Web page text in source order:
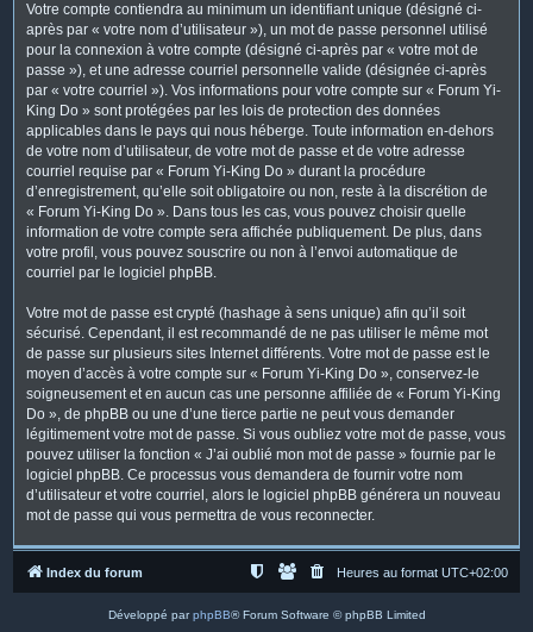
Votre compte contiendra au minimum un identifiant unique (désigné ci-
après par « votre nom d’utilisateur »), un mot de passe personnel utilisé
pour la connexion à votre compte (désigné ci-après par « votre mot de
passe »), et une adresse courriel personnelle valide (désignée ci-après
par « votre courriel »). Vos informations pour votre compte sur « Forum Yi-
King Do » sont protégées par les lois de protection des données
applicables dans le pays qui nous héberge. Toute information en-dehors
de votre nom d’utilisateur, de votre mot de passe et de votre adresse
courriel requise par « Forum Yi-King Do » durant la procédure
d’enregistrement, qu’elle soit obligatoire ou non, reste à la discrétion de
« Forum Yi-King Do ». Dans tous les cas, vous pouvez choisir quelle
information de votre compte sera affichée publiquement. De plus, dans
votre profil, vous pouvez souscrire ou non à l’envoi automatique de
courriel par le logiciel phpBB.
Votre mot de passe est crypté (hashage à sens unique) afin qu’il soit
sécurisé. Cependant, il est recommandé de ne pas utiliser le même mot
de passe sur plusieurs sites Internet différents. Votre mot de passe est le
moyen d’accès à votre compte sur « Forum Yi-King Do », conservez-le
soigneusement et en aucun cas une personne affiliée de « Forum Yi-King
Do », de phpBB ou une d’une tierce partie ne peut vous demander
légitimement votre mot de passe. Si vous oubliez votre mot de passe, vous
pouvez utiliser la fonction « J’ai oublié mon mot de passe » fournie par le
logiciel phpBB. Ce processus vous demandera de fournir votre nom
d’utilisateur et votre courriel, alors le logiciel phpBB générera un nouveau
mot de passe qui vous permettra de vous reconnecter.
Index du forum Heures au format UTC+02:00
Développé parphpBB® Forum Software © phpBB Limited